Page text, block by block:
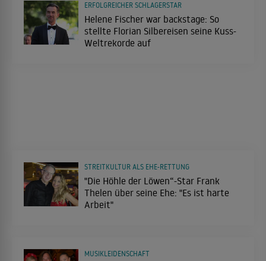
Helene Fischer war backstage: So
stellte Florian Silbereisen seine Kuss-
Weltrekorde auf
ERFOLGREICHER SCHLAGERSTAR
"Die Höhle der Löwen“-Star Frank
Thelen über seine Ehe: "Es ist harte
Arbeit"
STREITKULTUR ALS EHE-RETTUNG
MUSIKLEIDENSCHAFT